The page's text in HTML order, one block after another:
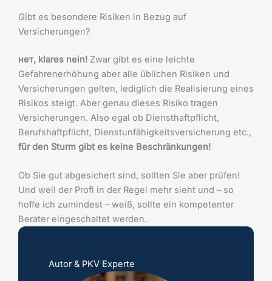
Gibt es besondere Risiken in Bezug auf
Versicherungen?
нет, klares nein! Zwar gibt es eine leichte
Gefahrenerhöhung aber alle üblichen Risiken und
Versicherungen gelten, lediglich die Realisierung eines
Risikos steigt. Aber genau dieses Risiko tragen
Versicherungen. Also egal ob Diensthaftpflicht,
Berufshaftpflicht, Dienstunfähigkeitsversicherung etc.,
für den Sturm gibt es keine Beschränkungen!
Ob Sie gut abgesichert sind, sollten Sie aber prüfen!
Und weil der Profi in der Regel mehr sieht und – so
hoffe ich zumindest – weiß, sollte ein kompetenter
Berater eingeschaltet werden.
Autor & PKV Experte